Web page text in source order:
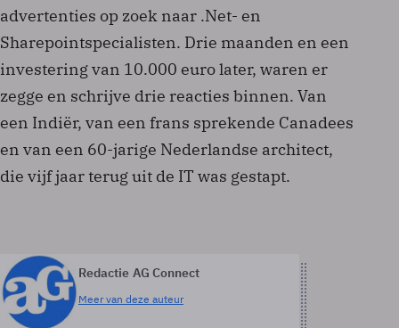
advertenties op zoek naar .Net- en
Sharepointspecialisten. Drie maanden en een
investering van 10.000 euro later, waren er
zegge en schrijve drie reacties binnen. Van
een Indiër, van een frans sprekende Canadees
en van een 60-jarige Nederlandse architect,
die vijf jaar terug uit de IT was gestapt.
Redactie AG Connect
Meer van deze auteur